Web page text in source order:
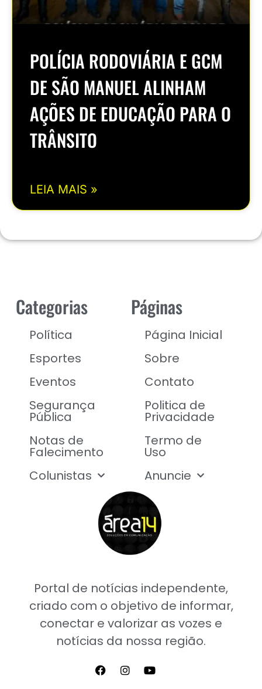
POLÍCIA RODOVIÁRIA E GCM
DE SÃO MANUEL ALINHAM
AÇÕES DE EDUCAÇÃO PARA O
TRÂNSITO
LEIA MAIS »
Portal de notícias independente,
criado com o objetivo de informar,
conectar e valorizar as vozes e
notícias da nossa região.
Categorias
Política
Esportes
Eventos
Segurança
Pública
Notas de
Falecimento
Colunistas
Páginas
Página Inicial
Sobre
Contato
Politica de
Privacidade
Termo de
Uso
Anuncie